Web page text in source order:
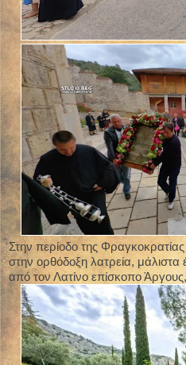
Στην περίοδο της
στην ορθόδοξη λατρεία, μάλιστα
από τον Λατίνο επίσκοπο